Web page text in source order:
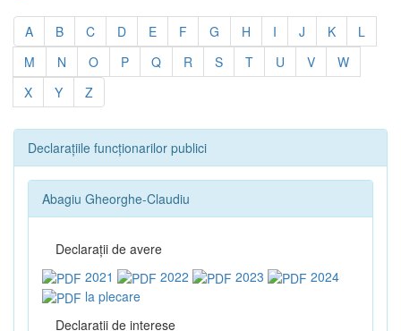
A B C D E F G H I J K
L
M
N O P Q R S T U V
W
X
Y Z
Declarațiile funcționarilor publici
Abagiu Gheorghe-Claudiu
Declaraţii de avere
2021
2022 2023
2024
la plecare
Declaraţii de interese